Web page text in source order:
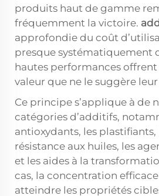
produits haut de gamme
fréquemment la victoire.
approfondie du coût
presque systématiquement
hautes performances
valeur que ne le suggère
Ce principe s’applique à de
catégories d’additifs,
antioxydants, les plastifiants,
résistance aux huiles, les
et les aides à la
cas, la concentration
atteindre les propriétés